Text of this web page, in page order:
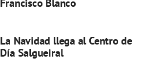
Francisco Blanco
La Navidad llega al Centro de
Día Salgueiral